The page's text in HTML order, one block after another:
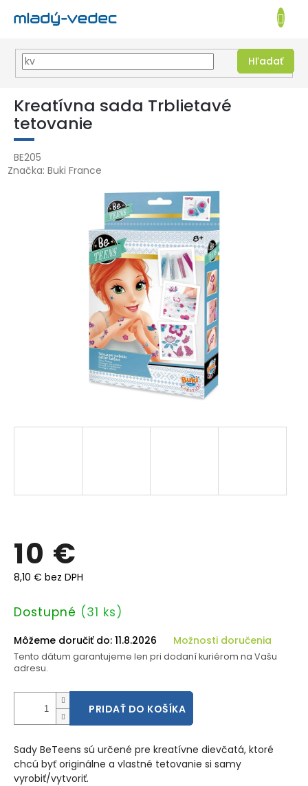
Prejsť
obsah
EUR
Hľadať
KOŠÍK
Kreatívna sada Trblietavé
tetovanie
BE205
Značka: Buki France
10 €
8,10 € bez DPH
Jednotková
Dostupné (31 ks)
Môžeme doručiť do: 11.8.2026 Možnosti doručenia
Tento dátum garantujeme len pri dodaní kuriérom na Vašu
adresu.
PRIDAŤ DO KOŠÍKA
Sady BeTeens sú určené pre kreatívne dievčatá, ktoré
chcú byť originálne a vlastné tetovanie si samy
vyrobiť/vytvoriť.